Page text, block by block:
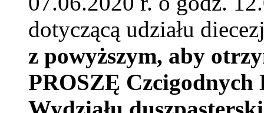
dotyczącą udziału
z powyższym, aby
PROSZĘ Czcigodnych